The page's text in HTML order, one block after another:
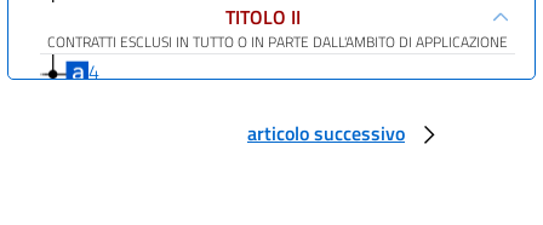
TITOLO II
CONTRATTI ESCLUSI IN TUTTO O IN PARTE DALL'AMBITO DI APPLICAZIONE
4
articolo successivo